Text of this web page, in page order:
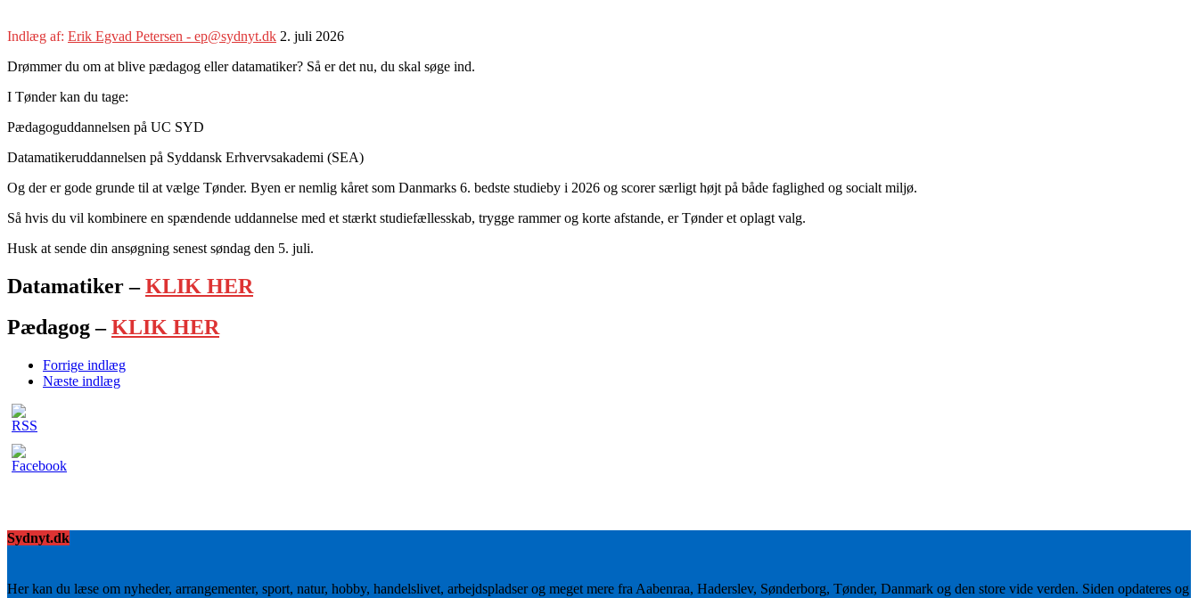
Indlæg af: Erik Egvad Petersen - ep@sydnyt.dk 2. juli 2026
Drømmer du om at blive pædagog eller datamatiker? Så er det nu, du skal søge ind.
I Tønder kan du tage:
Pædagoguddannelsen på UC SYD
Datamatikeruddannelsen på Syddansk Erhvervsakademi (SEA)
Og der er gode grunde til at vælge Tønder. Byen er nemlig kåret som Danmarks 6. bedste studieby i 2026 og scorer særligt højt på både faglighed og socialt miljø.
Så hvis du vil kombinere en spændende uddannelse med et stærkt studiefællesskab, trygge rammer og korte afstande, er Tønder et oplagt valg.
Husk at sende din ansøgning senest søndag den 5. juli.
Datamatiker –KLIK HER
Pædagog –KLIK HER
Forrige indlæg
Næste indlæg
Sydnyt.dk
Her kan du læse om nyheder, arrangementer, sport, natur, hobby, handelslivet, arbejdspladser og meget mere fra Aabenraa, Haderslev, Sønderborg, Tønder, Danmark og den store vide verden. Siden opdateres og